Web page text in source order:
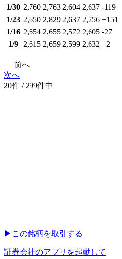
1/30 2,760 2,763 2,604 2,637 -119
1/23 2,650 2,829 2,637 2,756 +151
1/16 2,654 2,655 2,572 2,605 -27
1/9
2,615 2,659 2,599 2,632 +2
前へ
次へ
20件 / 299件中
▶︎ この銘柄を取引する
証券会社のアプリを起動して